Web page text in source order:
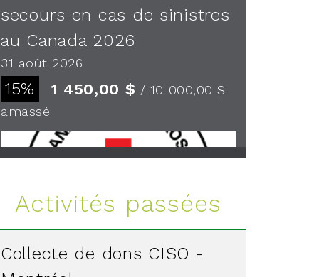
secours en cas de sinistres
au Canada 2026
31 août 2026
15% 1 450,00 $ / 10 000,00 $
amassé
Activités passées
Collecte de dons CISO -